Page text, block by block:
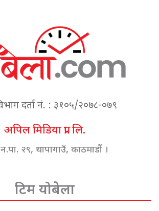
दर्ता नं. : ३१०५/२०७८-०७९
अपिल मिडिया प्रा. लि.
२९, थापागाउँ, काठमाडौं ।
टिम योबेला